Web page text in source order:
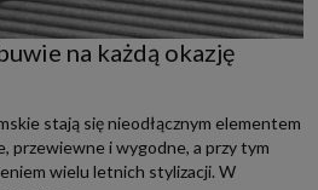
na każdą okazję
stają się nieodłącznym elementem
przewiewne i wygodne, a przy tym
wielu letnich stylizacji. W